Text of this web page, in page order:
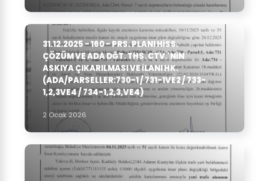
31.12.2025 - 160 - PRS. PLANI HISS.
ÇÖZÜM VE ADA DĞT. THS. CTV.'NIN
ASKIYA ÇIKARILMASI VE ILANI HK.
(ADA/PARSELLER:730-1 / 731-1VE2 / 733-
1,2,3VE4 / 734-1,2,3,VE4)
2 Ocak 2026